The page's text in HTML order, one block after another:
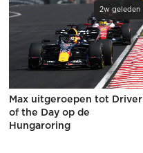
2w geleden
Max uitgeroepen tot Driver
of the Day op de
Hungaroring